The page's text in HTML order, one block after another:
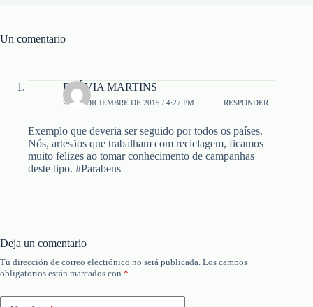
Un comentario
FLÁVIA MARTINS
27 DE DICIEMBRE DE 2015 / 4:27 PM RESPONDER
Exemplo que deveria ser seguido por todos os países.
Nós, artesãos que trabalham com reciclagem, ficamos
muito felizes ao tomar conhecimento de campanhas
deste tipo. #Parabens
Deja un comentario
Tu dirección de correo electrónico no será publicada. Los campos
obligatorios están marcados con *